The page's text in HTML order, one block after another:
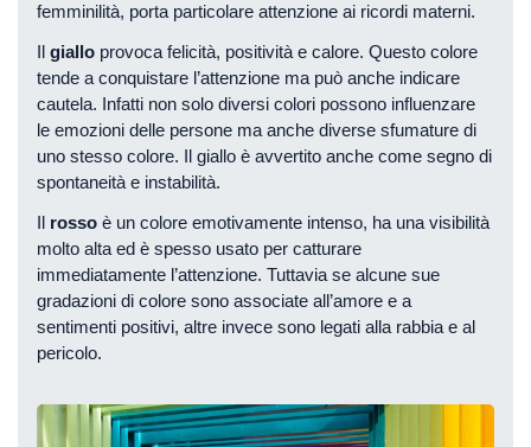
femminilità, porta particolare attenzione ai ricordi materni.
Il giallo provoca felicità, positività e calore. Questo colore
tende a conquistare l’attenzione ma può anche indicare
cautela. Infatti non solo diversi colori possono influenzare
le emozioni delle persone ma anche diverse sfumature di
uno stesso colore. Il giallo è avvertito anche come segno di
spontaneità e instabilità.
Il rosso è un colore emotivamente intenso, ha una visibilità
molto alta ed è spesso usato per catturare
immediatamente l’attenzione. Tuttavia se alcune sue
gradazioni di colore sono associate all’amore e a
sentimenti positivi, altre invece sono legati alla rabbia e al
pericolo.